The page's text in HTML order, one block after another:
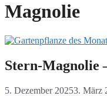
Magnolie
Stern-Magnolie
5. Dezember 20253. März